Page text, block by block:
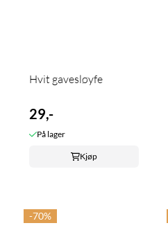
Hvit gavesløyfe
29,-
På lager
Kjøp
-70%